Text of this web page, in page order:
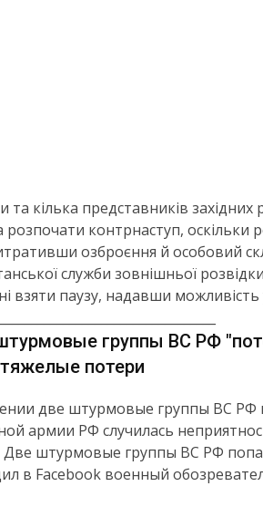
та кілька представників
контрнаступ, оскільки
озброєння й особовий
служби зовнішньої
взяти паузу, надавши
группы ВС РФ
потери
две штурмовые группы ВС РФ
армии РФ случилась
штурмовые группы ВС РФ
в Facebook военный